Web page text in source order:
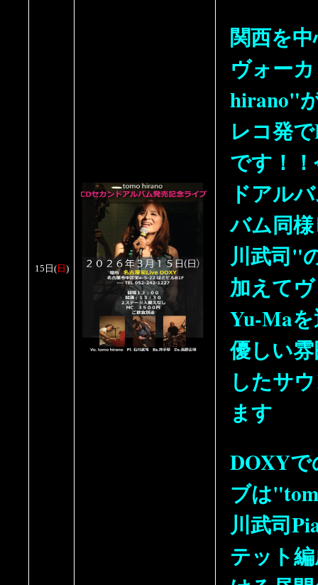
15日 (日 )
関西を
ヴォー
hirano"
レコ発
です！
ドアル
バム同
川武司"
加えて
Yu-Ma
優しい
したサ
ます
DOXY
ブは
川武司
テット